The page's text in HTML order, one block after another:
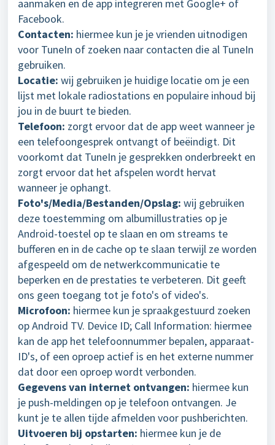
aanmaken en de app integreren met Google+ of
Facebook.
Contacten: hiermee kun je je vrienden uitnodigen
voor TuneIn of zoeken naar contacten die al TuneIn
gebruiken.
Locatie: wij gebruiken je huidige locatie om je een
lijst met lokale radiostations en populaire inhoud bij
jou in de buurt te bieden.
Telefoon: zorgt ervoor dat de app weet wanneer je
een telefoongesprek ontvangt of beëindigt. Dit
voorkomt dat TuneIn je gesprekken onderbreekt en
zorgt ervoor dat het afspelen wordt hervat
wanneer je ophangt.
Foto's/Media/Bestanden/Opslag: wij gebruiken
deze toestemming om albumillustraties op je
Android-toestel op te slaan en om streams te
bufferen en in de cache op te slaan terwijl ze worden
afgespeeld om de netwerkcommunicatie te
beperken en de prestaties te verbeteren. Dit geeft
ons geen toegang tot je foto's of video's.
Microfoon: hiermee kun je spraakgestuurd zoeken
op Android TV. Device ID; Call Information: hiermee
kan de app het telefoonnummer bepalen, apparaat-
ID's, of een oproep actief is en het externe nummer
dat door een oproep wordt verbonden.
Gegevens van internet ontvangen: hiermee kun
je push-meldingen op je telefoon ontvangen. Je
kunt je te allen tijde afmelden voor pushberichten.
Uitvoeren bij opstarten: hiermee kun je de